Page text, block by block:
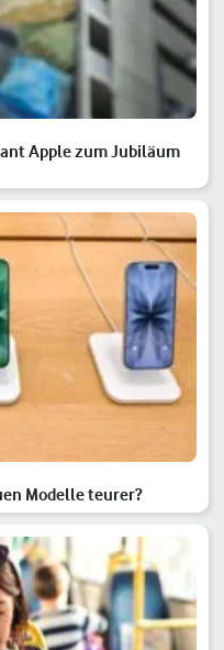
Apple zum Jubiläum
Modelle teurer?